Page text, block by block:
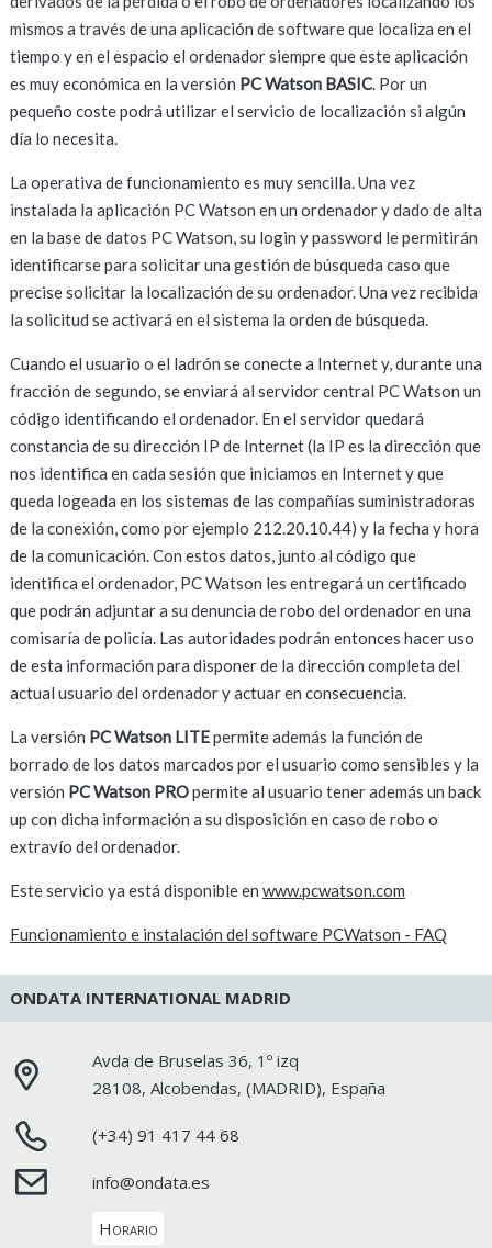
mismos a través de una aplicación de software que localiza en el
tiempo y en el espacio el ordenador siempre que este aplicación
es muy económica en la versión PC Watson BASIC. Por un
pequeño coste podrá utilizar el servicio de localización si algún
día lo necesita.
La operativa de funcionamiento es muy sencilla. Una vez
instalada la aplicación PC Watson en un ordenador y dado de alta
en la base de datos PC Watson, su login y password le permitirán
identificarse para solicitar una gestión de búsqueda caso que
precise solicitar la localización de su ordenador. Una vez recibida
la solicitud se activará en el sistema la orden de búsqueda.
Cuando el usuario o el ladrón se conecte a Internet y, durante una
fracción de segundo, se enviará al servidor central PC Watson un
código identificando el ordenador. En el servidor quedará
constancia de su dirección IP de Internet (la IP es la dirección que
nos identifica en cada sesión que iniciamos en Internet y que
queda logeada en los sistemas de las compañías suministradoras
de la conexión, como por ejemplo 212.20.10.44) y la fecha y hora
de la comunicación. Con estos datos, junto al código que
identifica el ordenador, PC Watson les entregará un certificado
que podrán adjuntar a su denuncia de robo del ordenador en una
comisaría de policía. Las autoridades podrán entonces hacer uso
de esta información para disponer de la dirección completa del
actual usuario del ordenador y actuar en consecuencia.
La versión PC Watson LITEpermite además la función de
borrado de los datos marcados por el usuario como sensibles y la
versión PC Watson PROpermite al usuario tener además un back
up con dicha información a su disposición en caso de robo o
extravío del ordenador.
Este servicio ya está disponible en www.pcwatson.com
Funcionamiento e instalación del software PCWatson - FAQ
ONDATA INTERNATIONAL MADRID
Avda de Bruselas 36, 1º izq
28108,Alcobendas, (MADRID), España
(+34) 91 417 44 68
info@ondata.es
Horario